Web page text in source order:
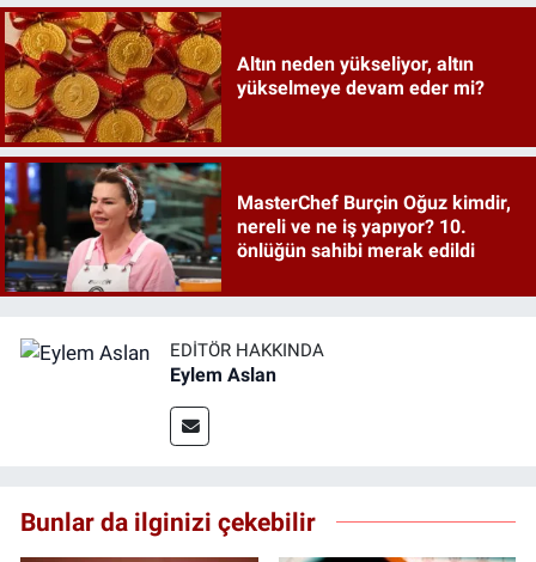
Altın neden yükseliyor, altın
yükselmeye devam eder mi?
MasterChef Burçin Oğuz kimdir,
nereli ve ne iş yapıyor? 10.
önlüğün sahibi merak edildi
EDITÖR HAKKINDA
Eylem Aslan
Bunlar da ilginizi çekebilir